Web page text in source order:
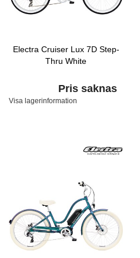
Electra Cruiser Lux 7D Step-
Thru White
Pris saknas
Visa lagerinformation